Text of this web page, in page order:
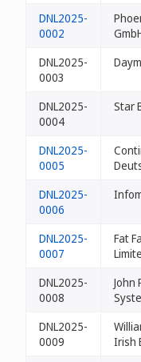
DNL2025-
0002
DNL2025-
0003
DNL2025-
0004
Star
DNL2025-
0005
DNL2025-
0006
DNL2025-
0007
Fat
DNL2025-
0008
John
DNL2025-
0009
Irish